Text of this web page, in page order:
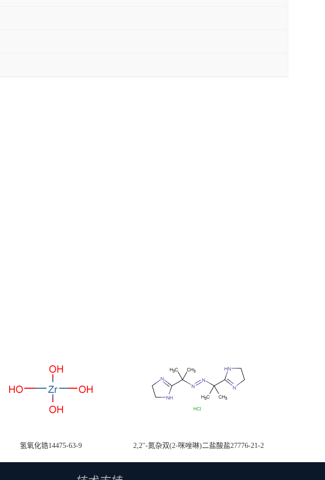
氢氧化锆14475-63-9 2,2''-氮杂双(2-咪唑啉)二盐酸盐27776-21-2